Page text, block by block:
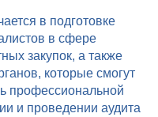
в подготовке
в сфере
закупок, а также
которые смогут
профессиональной
и проведении аудита